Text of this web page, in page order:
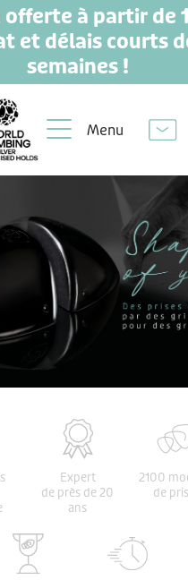
offerte à partir de
et délais courts
semaines !
Menu
Expert
de près de 20
ans
2100
de